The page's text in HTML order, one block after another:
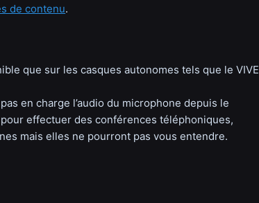
de contenu.
que sur les casques autonomes tels que le VIVE
en charge l’audio du microphone depuis le
effectuer des conférences téléphoniques,
mais elles ne pourront pas vous entendre.